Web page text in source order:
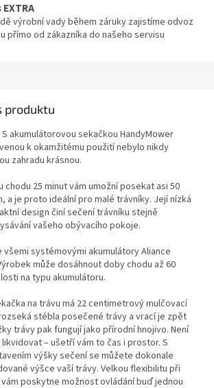
výrobní vady během záruky zajistíme odvoz
přímo od zákazníka do našeho servisu
produktu
akumulátorovou sekačkou HandyMower
k okamžitému použití nebylo nikdy
zahradu krásnou.
chodu 25 minut vám umožní posekat asi 50
a je proto ideální pro malé trávníky. Její nízká
design činí sečení trávníku stejně
vašeho obývacího pokoje.
všemi systémovými akumulátory Aliance
Výrobek může dosáhnout doby chodu až 60
na typu akumulátoru.
na trávu má 22 centimetrový mulčovací
stébla posečené trávy a vrací je zpět
trávy pak fungují jako přírodní hnojivo. Není
– ušetří vám to čas i prostor. S
výšky sečení se můžete dokonale
výšce vaší trávy. Velkou flexibilitu při
poskytne možnost ovládání buď jednou